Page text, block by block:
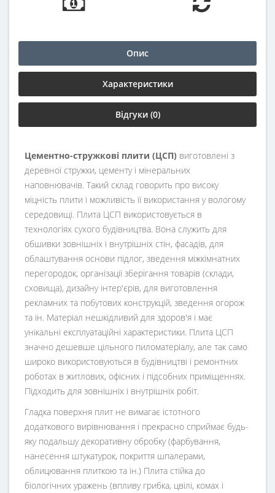
Опис
Характеристики
Відгуки (0)
Цементно-стружкові плити (ЦСП) виготовлені з
деревної стружки, цементу і мінеральних
наповнювачів. Такий склад говорить про високу
міцність плити і можливість її використання у вологому
середовищі. Плита ЦСП використовується в
технологіях сухого будівництва. Вона служить для
обшивки зовнішніх і внутрішніх стін, фасадів, для
облаштування основи підлог, зведення міжкімнатних
перегородок, організації зберігання товарів (склади,
сховища), дизайну інтер'єрів, для виготовлення
рекламних та побутових конструкцій, зведення огорож
та ін. Матеріал нешкідливий для здоров'я і має
унікальні експлуатаційні характеристики. Плита ЦСП
значно дешевше цільного пиломатеріалу, але так само
широко використовуються в будівництві і ремонтних
роботах в житлових, офісних і підсобних приміщеннях.
Підходить для зовнішніх і внутрішніх робіт.
Гладка поверхня плит не вимагає істотного
додаткового вирівнювання і прекрасно сприймає будь-
яку подальшу декоративну обробку (фарбування,
нанесення штукатурок, покриття шпалерами,
облицювання плиткою та ін.) Плита стійка до
біологічних уражень (впливу грибка, цвілі, комах і